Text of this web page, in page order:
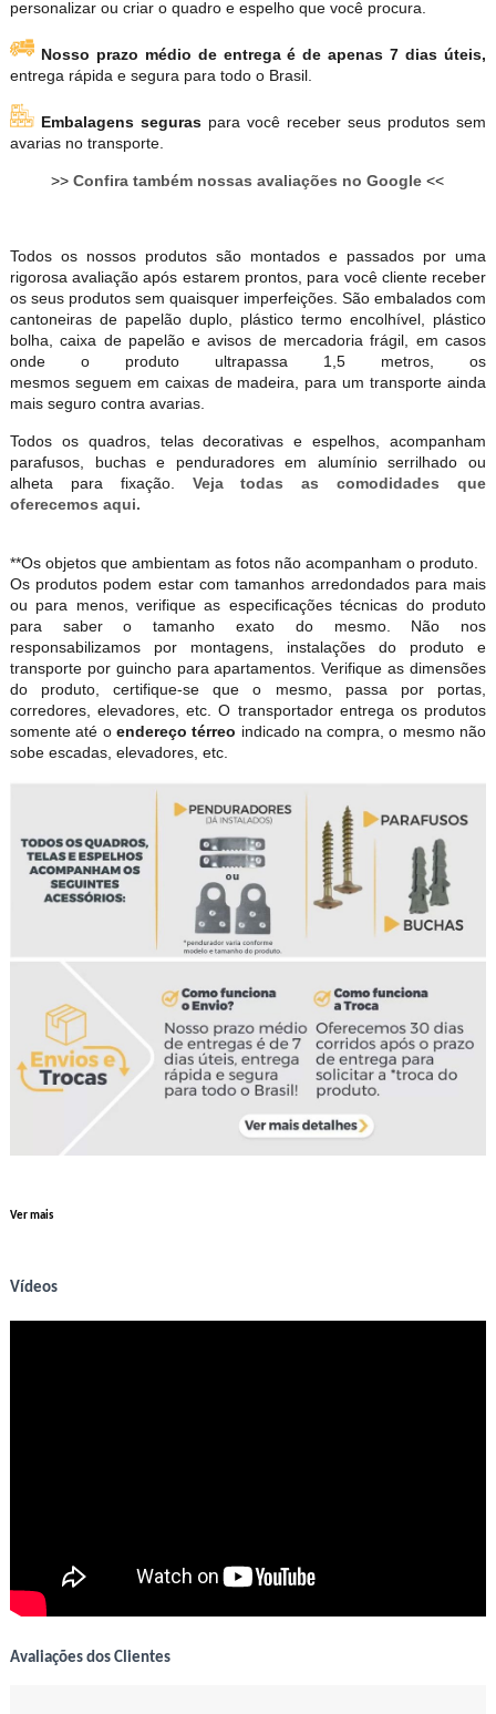
personalizar ou criar o quadro e espelho que você procura.
Nosso prazo médio de entrega é de apenas 7 dias úteis,
entrega rápida e segura para todo o Brasil.
Embalagens seguras para você receber seus produtos sem
avarias no transporte.
>>Confira também nossas avaliações no Google <<
Todos os nossos produtos são montados e passados por uma
rigorosa avaliação após estarem prontos, para você cliente receber
os seus produtos sem quaisquer imperfeições. São embalados com
cantoneiras de papelão duplo, plástico termo encolhível, plástico
bolha, caixa de papelão e avisos de mercadoria frágil, em casos
onde o produto ultrapassa 1,5 metros, os
mesmos seguem em caixas de madeira, para um transporte ainda
mais seguro contra avarias.
Todos os quadros, telas decorativas e espelhos, acompanham
parafusos, buchas e penduradores em alumínio serrilhado ou
alheta para fixação. Veja todas as comodidades que
oferecemos aqui.
**Os objetos que ambientam as fotos não acompanham o produto.
Os produtos podem estar com tamanhos arredondados para mais
ou para menos, verifique as especificações técnicas do produto
para saber o tamanho exato do mesmo. Não nos
responsabilizamos por montagens, instalações do produto e
transporte por guincho para apartamentos. Verifique as dimensões
do produto, certifique-se que o mesmo, passa por portas,
corredores, elevadores, etc. O transportador entrega os produtos
somente até o endereço térreo indicado na compra, o mesmo não
sobe escadas, elevadores, etc.
Ver mais
Vídeos
Avaliações dos Clientes